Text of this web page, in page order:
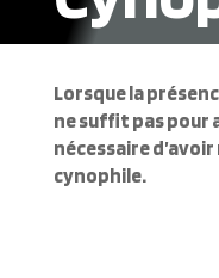
Lorsque la
ne suffit pas pour
nécessaire
cynophile.